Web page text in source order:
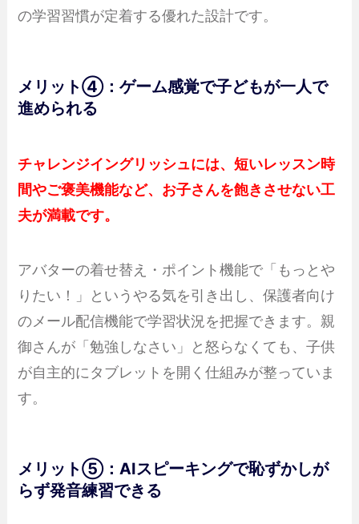
の学習習慣が定着する優れた設計です。
メリット④：ゲーム感覚で子どもが一人で
進められる
チャレンジイングリッシュには、短いレッスン時
間やご褒美機能など、お子さんを飽きさせない工
夫が満載です。
アバターの着せ替え・ポイント機能で「もっとや
りたい！」というやる気を引き出し、保護者向け
のメール配信機能で学習状況を把握できます。親
御さんが「勉強しなさい」と怒らなくても、子供
が自主的にタブレットを開く仕組みが整っていま
す。
メリット⑤：AIスピーキングで恥ずかしが
らず発音練習できる